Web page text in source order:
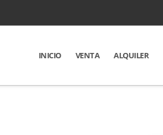
INICIO VENTA ALQUILER